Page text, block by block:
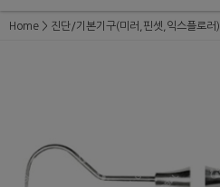
Home 진단/기본기구(미러,핀셋,익스플로러)